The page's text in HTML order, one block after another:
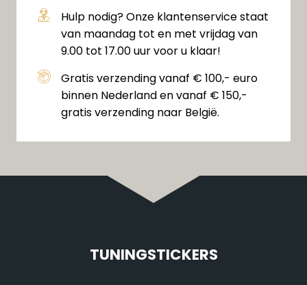
Hulp nodig? Onze klantenservice staat
van maandag tot en met vrijdag van
9.00 tot 17.00 uur voor u klaar!
Gratis verzending vanaf € 100,- euro
binnen Nederland en vanaf € 150,-
gratis verzending naar België.
TUNINGSTICKERS